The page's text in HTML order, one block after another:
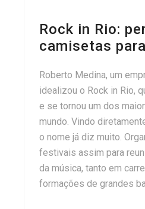
Rock in Rio:
camisetas
Roberto Medina, um
idealizou o Rock in Rio,
e se tornou um dos
mundo. Vindo
o nome já diz muito.
festivais assim para
da música, tanto em
formações de grandes